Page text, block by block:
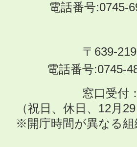
電話番号:0745-
〒639-
電話番号:0745-
窓口受付
（祝日、休日、12月
※開庁時間が異なる